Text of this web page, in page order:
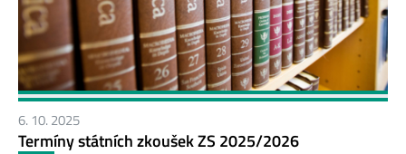
6. 10. 2025
Termíny státních zkoušek ZS 2025/2026